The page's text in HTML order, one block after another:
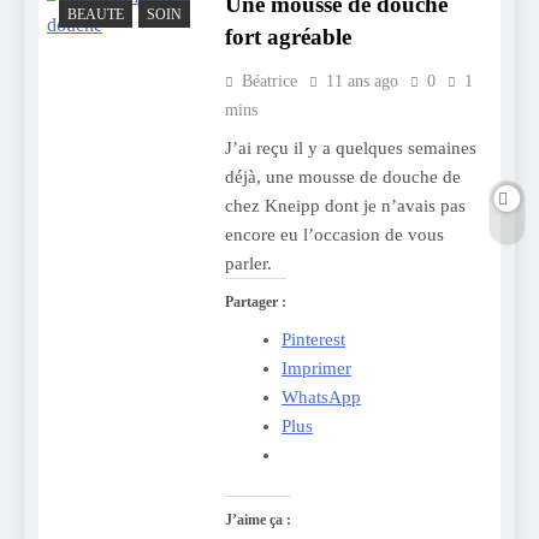
BEAUTE SOIN
fort agréable
Béatrice 11 ans ago 0
1
mins
J’ai reçu il y a quelques semaines
déjà, une mousse de douche de
chez Kneipp dont je n’avais pas
encore eu l’occasion de vous
parler.
Partager :
Pinterest
Imprimer
WhatsApp
Plus
J’aime ça :